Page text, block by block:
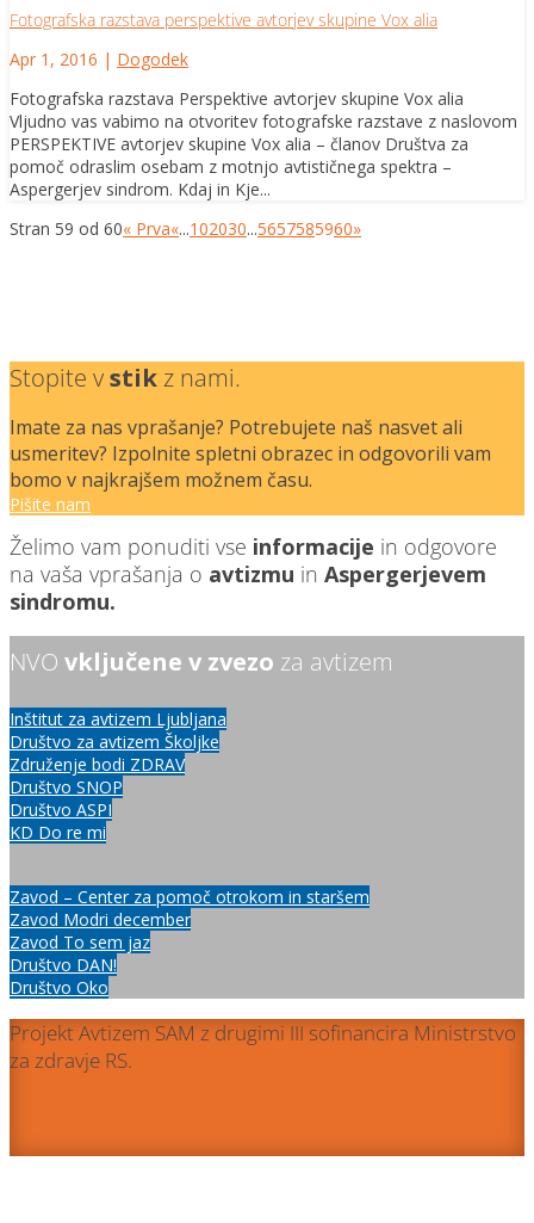
Fotografska razstava perspektive avtorjev skupine Vox alia
Apr 1, 2016 | Dogodek
Fotografska razstava Perspektive avtorjev skupine Vox alia
Vljudno vas vabimo na otvoritev fotografske razstave z naslovom
PERSPEKTIVE avtorjev skupine Vox alia – članov Društva za
pomoč odraslim osebam z motnjo avtističnega spektra –
Aspergerjev sindrom. Kdaj in Kje...
Stran 59 od 60« Prva«...102030...5657585960»
Stopite vstikz nami.
Imate za nas vprašanje? Potrebujete naš nasvet ali
usmeritev? Izpolnite spletni obrazec in odgovorili vam
bomo v najkrajšem možnem času.
Pišite nam
Želimo vam ponuditi vse informacije in odgovore
na vaša vprašanja o avtizmu in Aspergerjevem
sindromu.
NVO vključene v zvezo za avtizem
Inštitut za avtizem Ljubljana
Društvo za avtizem Školjke
Združenje bodi ZDRAV
Društvo SNOP
Društvo ASPI
KD Do re mi
Zavod – Center za pomoč otrokom in staršem
Zavod Modri december
Zavod To sem jaz
Društvo DAN!
Društvo Oko
Projekt Avtizem SAM z drugimi III sofinancira Ministrstvo
za zdravje RS.